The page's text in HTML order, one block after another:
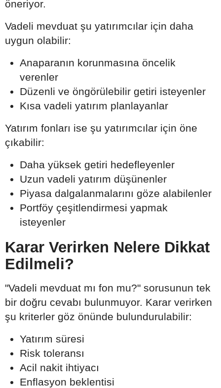
öneriyor.
Vadeli mevduat şu yatırımcılar için daha
uygun olabilir:
Anaparanın korunmasına öncelik
verenler
Düzenli ve öngörülebilir getiri isteyenler
Kısa vadeli yatırım planlayanlar
Yatırım fonları ise şu yatırımcılar için öne
çıkabilir:
Daha yüksek getiri hedefleyenler
Uzun vadeli yatırım düşünenler
Piyasa dalgalanmalarını göze alabilenler
Portföy çeşitlendirmesi yapmak
isteyenler
Karar Verirken Nelere Dikkat
Edilmeli?
"Vadeli mevduat mı fon mu?" sorusunun tek
bir doğru cevabı bulunmuyor. Karar verirken
şu kriterler göz önünde bulundurulabilir:
Yatırım süresi
Risk toleransı
Acil nakit ihtiyacı
Enflasyon beklentisi